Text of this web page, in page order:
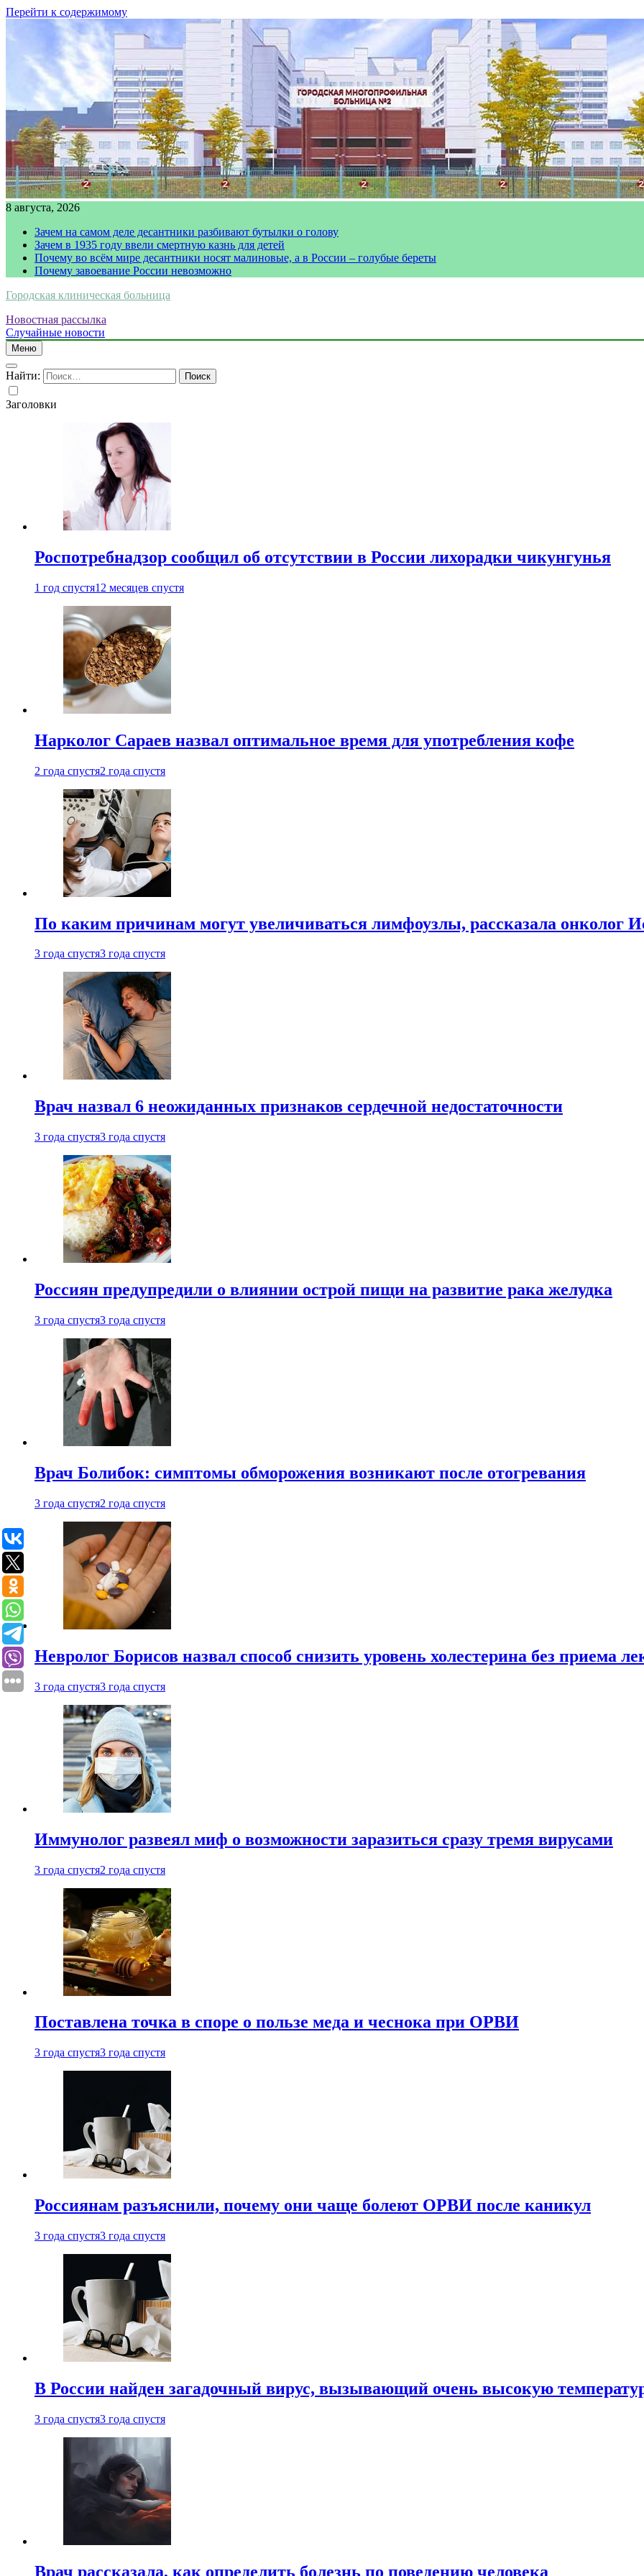
Перейти к содержимому
8 августа, 2026
Зачем на самом деле десантники разбивают бутылки о голову
Зачем в 1935 году ввели смертную казнь для детей
Почему во всём мире десантники носят малиновые, а в России – голубые береты
Почему завоевание России невозможно
Городская клиническая больница
Новостная рассылка
Случайные новости
Меню
Найти:
Заголовки
Роспотребнадзор сообщил об отсутствии в России лихорадки чикунгунья
1 год спустя12 месяцев спустя
Нарколог Сараев назвал оптимальное время для употребления кофе
2 года спустя2 года спустя
По каким причинам могут увеличиваться лимфоузлы, рассказала онколог
3 года спустя3 года спустя
Врач назвал 6 неожиданных признаков сердечной недостаточности
3 года спустя3 года спустя
Россиян предупредили о влиянии острой пищи на развитие рака желудка
3 года спустя3 года спустя
Врач Болибок: симптомы обморожения возникают после отогревания
3 года спустя2 года спустя
Невролог Борисов назвал способ снизить уровень холестерина без приема
3 года спустя3 года спустя
Иммунолог развеял миф о возможности заразиться сразу тремя вирусами
3 года спустя2 года спустя
Поставлена точка в споре о пользе меда и чеснока при ОРВИ
3 года спустя3 года спустя
Россиянам разъяснили, почему они чаще болеют ОРВИ после каникул
3 года спустя3 года спустя
В России найден загадочный вирус, вызывающий очень высокую
3 года спустя3 года спустя
Врач рассказала, как определить болезнь по поведению человека